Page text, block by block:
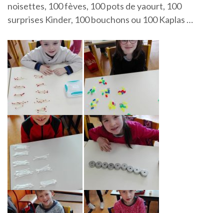
noisettes, 100 fèves, 100 pots de yaourt, 100
surprises Kinder, 100 bouchons ou 100 Kaplas …